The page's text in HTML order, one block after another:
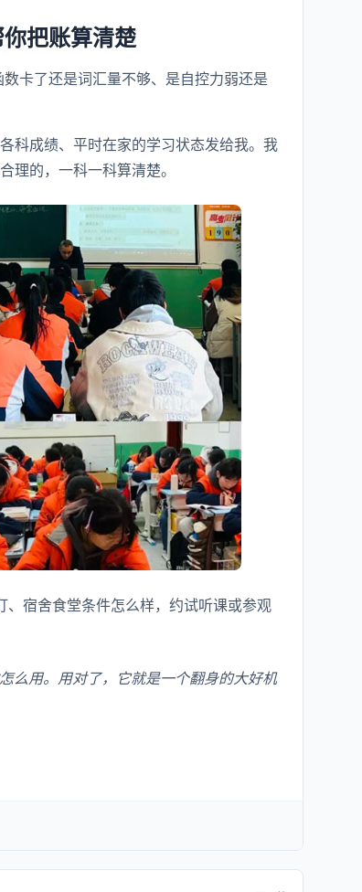
把账算清楚
卡了还是词汇量不够、是自控力弱还是
科成绩、平时在家的学习状态发给我。我
理的，一科一科算清楚。
、宿舍食堂条件怎么样，约试听课或参观
么用。用对了，它就是一个翻身的大好机